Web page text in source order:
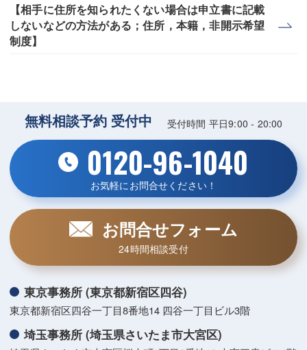
【相手に住所を知られたくない場合は申立書に記載
しないなどの方法がある；住所，本籍，非開示希望
制度】
無料相談予約 受付中 受付時間 平日9:00 - 20:00
0120-96-1040
お気軽にお問合せください！
お問合せフォーム
24時間相談受付
東京事務所 (東京都新宿区四谷)
東京都新宿区四谷一丁目8番地14 四谷一丁目ビル3階
埼玉事務所 (埼玉県さいたま市大宮区)